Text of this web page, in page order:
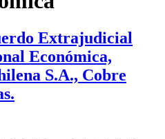
Extrajudicial
Económica,
S.A., Cobre